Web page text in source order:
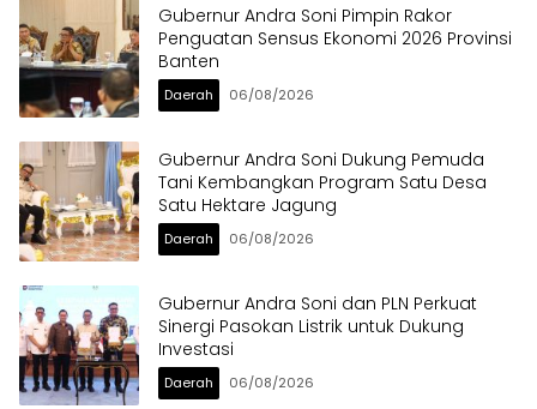
Gubernur Andra Soni Pimpin Rakor
Penguatan Sensus Ekonomi 2026 Provinsi
Banten
Daerah 06/08/2026
Gubernur Andra Soni Dukung Pemuda
Tani Kembangkan Program Satu Desa
Satu Hektare Jagung
Daerah 06/08/2026
Gubernur Andra Soni dan PLN Perkuat
Sinergi Pasokan Listrik untuk Dukung
Investasi
Daerah 06/08/2026